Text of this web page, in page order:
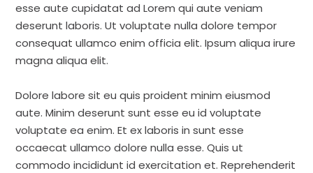
esse aute cupidatat ad Lorem qui aute veniam
deserunt laboris. Ut voluptate nulla dolore tempor
consequat ullamco enim officia elit. Ipsum aliqua irure
magna aliqua elit.
Dolore labore sit eu quis proident minim eiusmod
aute. Minim deserunt sunt esse eu id voluptate
voluptate ea enim. Et ex laboris in sunt esse
occaecat ullamco dolore nulla esse. Quis ut
commodo incididunt id exercitation et. Reprehenderit